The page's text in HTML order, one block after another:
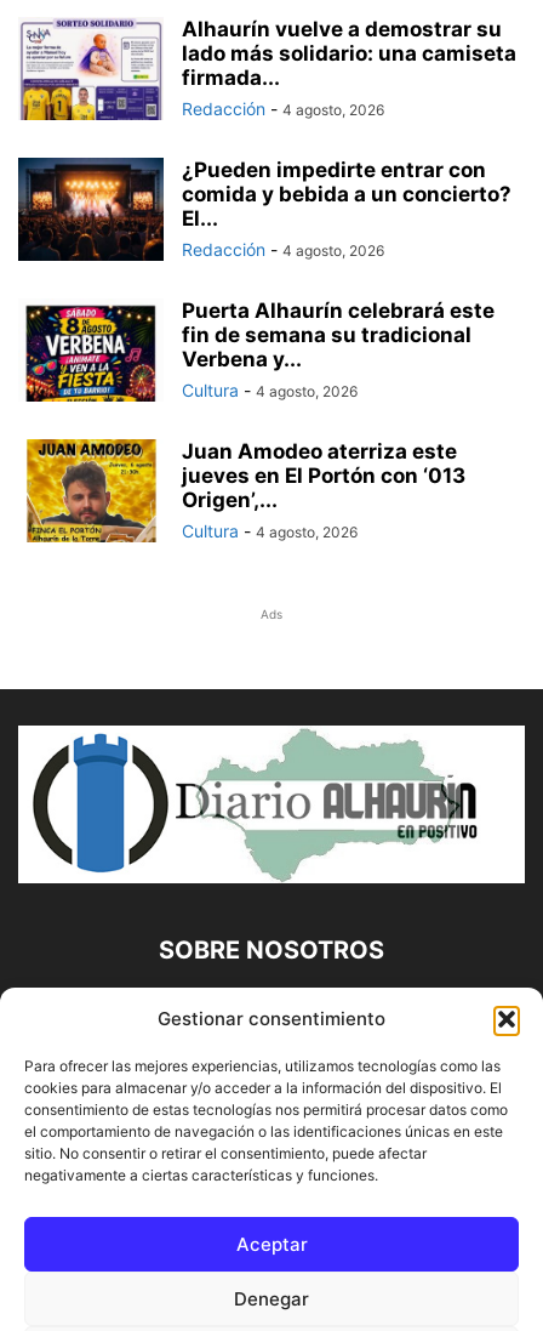
Gestionar consentimiento
Para ofrecer las mejores experiencias, utilizamos tecnologías como las
cookies para almacenar y/o acceder a la información del dispositivo. El
consentimiento de estas tecnologías nos permitirá procesar datos como
el comportamiento de navegación o las identificaciones únicas en este
sitio. No consentir o retirar el consentimiento, puede afectar
negativamente a ciertas características y funciones.
Aceptar
Denegar
Alhaurín vuelve a demostrar su
lado más solidario: una camiseta
firmada...
Redacción - 4 agosto, 2026
¿Pueden impedirte entrar con
comida y bebida a un concierto?
El...
Redacción - 4 agosto, 2026
Puerta Alhaurín celebrará este
fin de semana su tradicional
Verbena y...
Cultura - 4 agosto, 2026
Juan Amodeo aterriza este
jueves en El Portón con ‘013
Origen’,...
Cultura - 4 agosto, 2026
Ads
SOBRE NOSOTROS
Diario Alhaurín (www.alhaurindelatorre.com) Propiedad de
Francisco E. López López | 639 95 71 95 | Noticias de
Alhaurín de la Torre, Málaga y Provincia|
Contáctanos:info@alhaurindelatorre.com
SÍGUENOS